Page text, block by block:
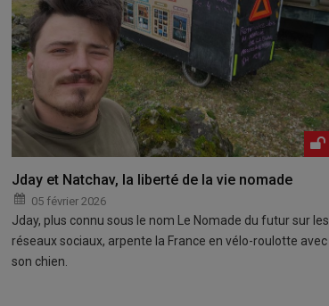
Jday et Natchav, la liberté de la vie nomade
05 février 2026
Jday, plus connu sous le nom Le Nomade du futur sur les
réseaux sociaux, arpente la France en vélo-roulotte avec
son chien.